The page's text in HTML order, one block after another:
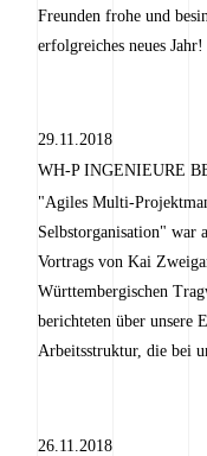
Freunden frohe und
erfolgreiches neues Jahr!
29.11.2018
WH-P INGENIEURE
"Agiles Multi-
Selbstorganisation" war
Vortrags von Kai
Württembergischen
berichteten über unsere
Arbeitsstruktur, die bei
26.11.2018